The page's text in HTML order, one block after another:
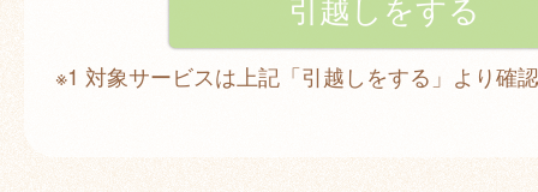
※1 対象サービスは上記「引越しをする」より確